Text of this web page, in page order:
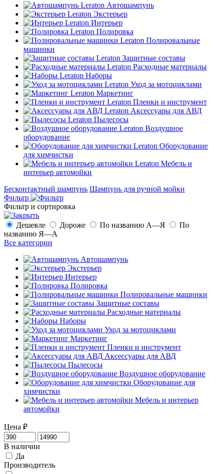
Автошампунь
Экстерьер
Интерьер
Полировка
Полировальные
машинки
Защитные составы
Расходные материалы
Наборы
Уход за мотоциклами
Маркетинг
Пленки и инструмент
Аксессуары для АВД
Пылесосы
Воздушное
оборудование
Оборудование
для химчистки
Мебель и
интерьер автомойки
Бесконтактный шампунь Шампунь для ручной мойки
Фильтр
Фильтр и сортировка
Дешевле Дороже По названию А—Я
По
названию Я—А
Все категории
Автошампунь
Экстерьер
Интерьер
Полировка
Полировальные машинки
Защитные составы
Расходные материалы
Наборы
Уход за мотоциклами
Маркетинг
Пленки и инструмент
Аксессуары для АВД
Пылесосы
Воздушное оборудование
Оборудование для
химчистки
Мебель и интерьер
автомойки
Цена ₽
В наличии
Да
Производитель